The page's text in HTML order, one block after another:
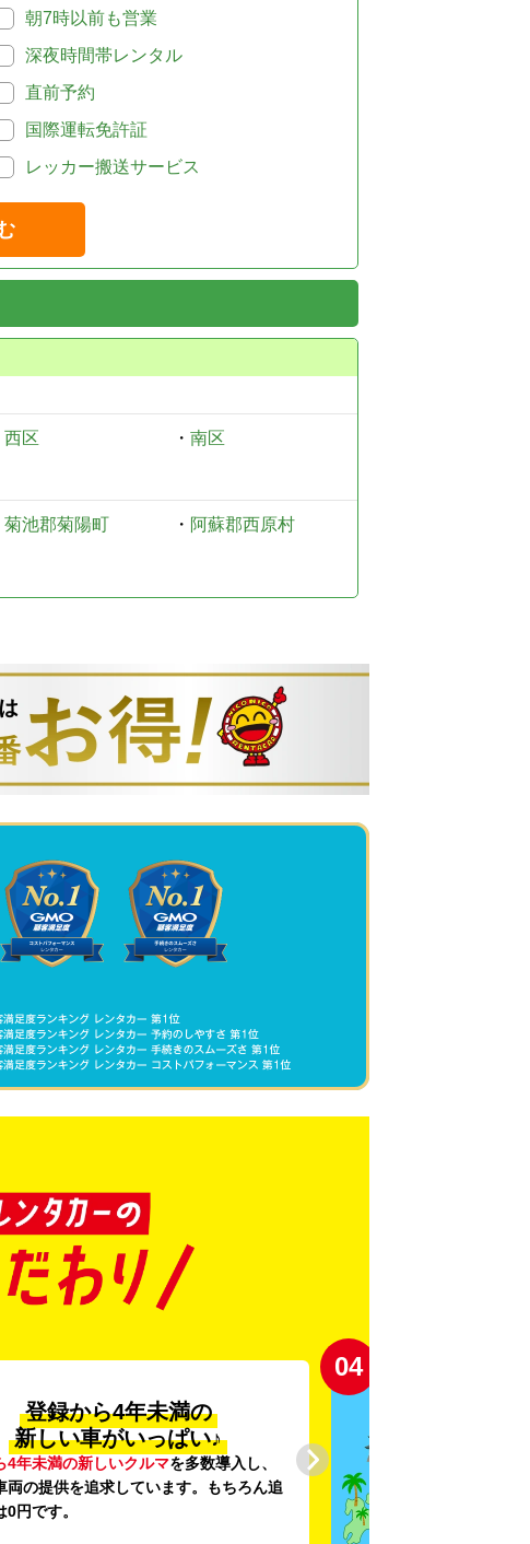
朝7時以前も営業
深夜時間帯レンタル
直前予約
国際運転免許証
レッカー搬送サービス
西区 ・ 南区
菊池郡菊陽町 ・ 阿蘇郡西原村
登録から4年未満の
新しい車がいっぱい♪
4年未満の新しいクルマを多数導入し、
両の提供を追求しています。もちろん追
0円です。
04